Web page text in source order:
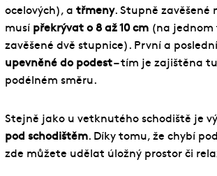
ocelových), a třmeny. Stupně zavěšené
musí překrývat o 8 až 10 cm (na jednom
zavěšené dvě stupnice). První a
upevněné do podest– tím je zajištěna
podélném směru.
Stejně jako u vetknutého schodiště je
pod schodištěm. Díky tomu, že chybí
zde můžete udělat úložný prostor či